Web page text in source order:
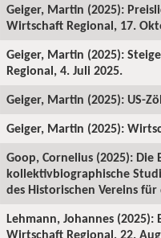
Geiger, Martin (2025):
Wirtschaft Regional, 17.
Geiger, Martin (2025):
Regional, 4. Juli 2025.
Geiger, Martin (2025): US-
Geiger, Martin (2025):
Goop, Cornelius (2025):
kollektivbiographische
des Historischen Vereins
Lehmann, Johannes
Wirtschaft Regional, 22.